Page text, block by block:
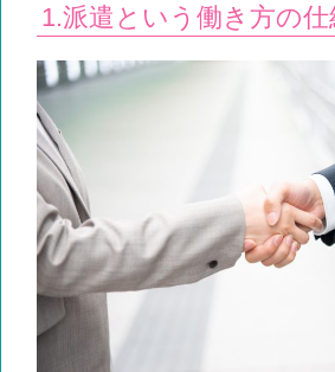
1.派遣という働き方の仕